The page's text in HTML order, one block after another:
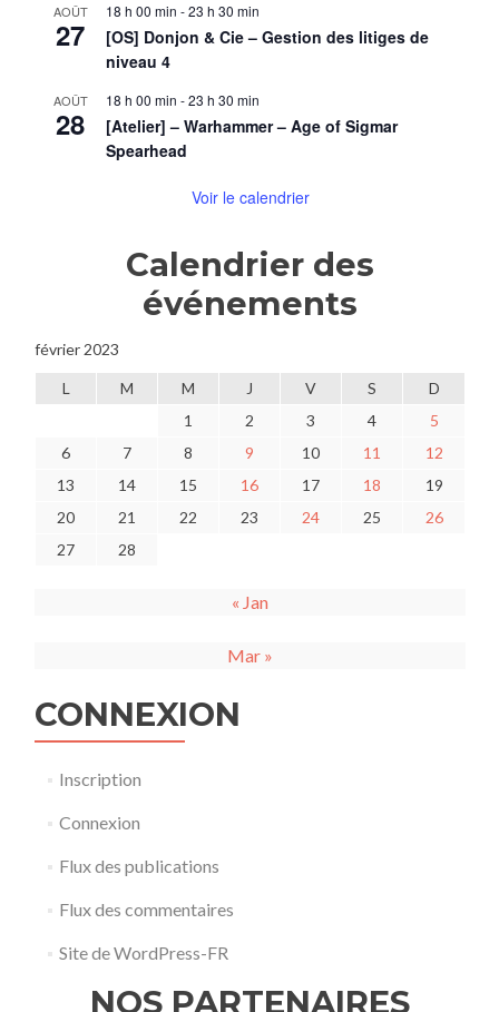
AOÛT
27
18 h 00 min -23 h 30 min
[OS] Donjon & Cie – Gestion des litiges de
niveau 4
AOÛT
28
18 h 00 min -23 h 30 min
[Atelier] – Warhammer – Age of Sigmar
Spearhead
Voir le calendrier
Calendrier des
événements
février 2023
L M M J V S
D
1
2 3 4
5
6
7 8 9 10 11
12
13
14 15 16 17 18
19
20
21 22 23 24 25
26
27
28
« Jan
Mar »
CONNEXION
Inscription
Connexion
Flux des publications
Flux des commentaires
Site de WordPress-FR
NOS PARTENAIRES